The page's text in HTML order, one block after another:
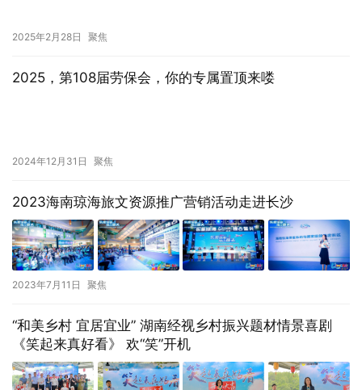
2025年2月28日 聚焦
2025，第108届劳保会，你的专属置顶来喽
2024年12月31日 聚焦
2023海南琼海旅文资源推广营销活动走进长沙
2023年7月11日 聚焦
“和美乡村 宜居宜业” 湖南经视乡村振兴题材情景喜剧
《笑起来真好看》 欢“笑”开机